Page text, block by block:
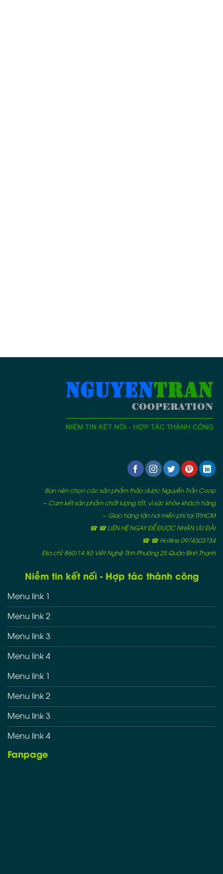
Bạn nên chọn các sản phẩm thảo dược Nguyễn Trần Coop
– Cam kết sản phẩm chất lượng tốt, vì sức khỏe khách hàng
– Giao hàng tận nơi miễn phí tại TP.HCM
☎ ☎ LIÊN HỆ NGAY ĐỂ ĐƯỢC NHẬN ƯU ĐÃI
☎ ☎ Hotline 0974303734
Địa chỉ: 860/14 Xô Viết Nghệ Tĩnh Phường 25 Quận Bình Thạnh
Niềm tin kết nối - Hợp tác thành công
Menu link 1
Menu link 2
Menu link 3
Menu link 4
Menu link 1
Menu link 2
Menu link 3
Menu link 4
Fanpage